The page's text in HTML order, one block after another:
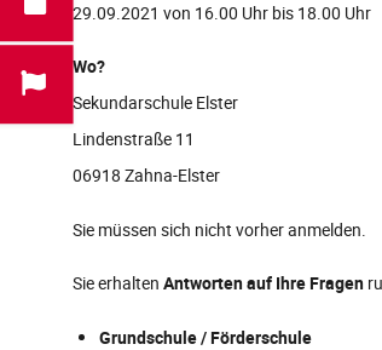
29.09.2021 von 16.00 Uhr bis 18.00 Uhr
Wo?
Sekundarschule Elster
Lindenstraße 11
06918 Zahna-Elster
Sie müssen sich nicht vorher anmelden.
Sie erhalten Antworten auf Ihre Fragen
Grundschule / Förderschule